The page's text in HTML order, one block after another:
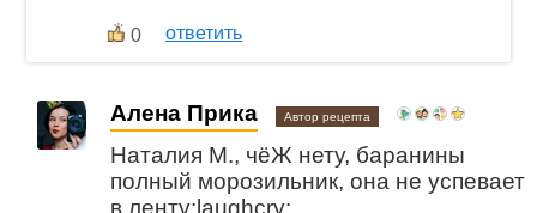
0 ответить
Алена Прика Автор рецепта
Наталия М., чёЖ нету, баранины
полный морозильник, она не успевает
в ленту:laughcry: